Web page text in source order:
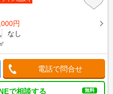
円
なし
電話で問合せ
で相談する 無料